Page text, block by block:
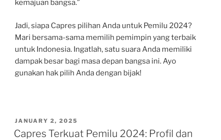
kemajuan bangsa.”
Jadi, siapa Capres pilihan Anda untuk Pemilu 2024?
Mari bersama-sama memilih pemimpin yang terbaik
untuk Indonesia. Ingatlah, satu suara Anda memiliki
dampak besar bagi masa depan bangsa ini. Ayo
gunakan hak pilih Anda dengan bijak!
POSTED
ON
JANUARY 2, 2025
Capres Terkuat Pemilu 2024: Profil dan